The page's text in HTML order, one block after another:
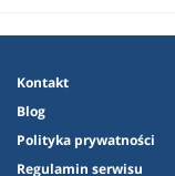
Kontakt
Blog
Polityka prywatności
Regulamin serwisu